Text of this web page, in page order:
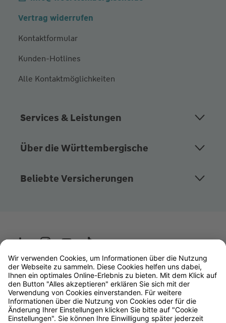
Vertrag widerrufen
Kontaktformular
Kunden-Hotlines
Alle Kontaktmöglichkeiten
Services & Leistungen
Über die Württembergische
Beliebte Versicherungen
Wüstenrot
W&W Gruppe
OLB Bank
Makler